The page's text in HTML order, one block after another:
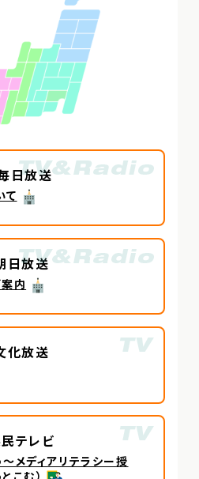
日放送
て
日放送
内
化放送
テレビ
メディアリテラシー授